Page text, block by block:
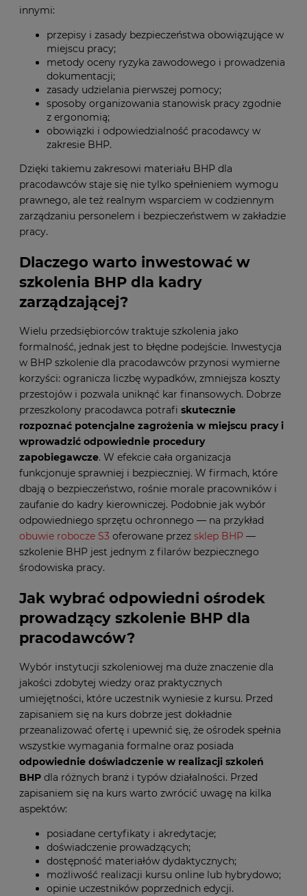
innymi:
przepisy i zasady bezpieczeństwa obowiązujące w
miejscu pracy;
metody oceny ryzyka zawodowego i prowadzenia
dokumentacji;
zasady udzielania pierwszej pomocy;
sposoby organizowania stanowisk pracy zgodnie
z ergonomią;
obowiązki i odpowiedzialność pracodawcy w
zakresie BHP.
Dzięki takiemu zakresowi materiału BHP dla
pracodawców staje się nie tylko spełnieniem wymogu
prawnego, ale też realnym wsparciem w codziennym
zarządzaniu personelem i bezpieczeństwem w zakładzie
pracy.
Dlaczego warto inwestować w
szkolenia BHP dla kadry
zarządzającej?
Wielu przedsiębiorców traktuje szkolenia jako
formalność, jednak jest to błędne podejście. Inwestycja
w BHP szkolenie dla pracodawców przynosi wymierne
korzyści: ogranicza liczbę wypadków, zmniejsza koszty
przestojów i pozwala uniknąć kar finansowych. Dobrze
przeszkolony pracodawca potrafi skutecznie
rozpoznać potencjalne zagrożenia w miejscu pracy i
wprowadzić odpowiednie procedury
zapobiegawcze. W efekcie cała organizacja
funkcjonuje sprawniej i bezpieczniej. W firmach, które
dbają o bezpieczeństwo, rośnie morale pracowników i
zaufanie do kadry kierowniczej. Podobnie jak wybór
odpowiedniego sprzętu ochronnego — na przykład
obuwie robocze S3 oferowane przez sklep BHP —
szkolenie BHP jest jednym z filarów bezpiecznego
środowiska pracy.
Jak wybrać odpowiedni ośrodek
prowadzący szkolenie BHP dla
pracodawców?
Wybór instytucji szkoleniowej ma duże znaczenie dla
jakości zdobytej wiedzy oraz praktycznych
umiejętności, które uczestnik wyniesie z kursu. Przed
zapisaniem się na kurs dobrze jest dokładnie
przeanalizować ofertę i upewnić się, że ośrodek spełnia
wszystkie wymagania formalne oraz posiada
odpowiednie doświadczenie w realizacji szkoleń
BHP dla różnych branż i typów działalności. Przed
zapisaniem się na kurs warto zwrócić uwagę na kilka
aspektów:
posiadane certyfikaty i akredytacje;
doświadczenie prowadzących;
dostępność materiałów dydaktycznych;
możliwość realizacji kursu online lub hybrydowo;
opinie uczestników poprzednich edycji.